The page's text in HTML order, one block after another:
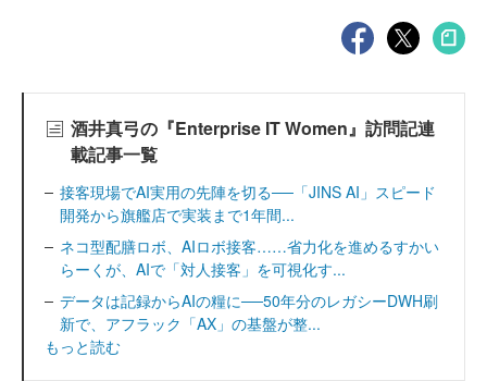
酒井真弓の『Enterprise IT Women』訪問記連
載記事一覧
接客現場でAI実用の先陣を切る──「JINS AI」スピード
開発から旗艦店で実装まで1年間...
ネコ型配膳ロボ、AIロボ接客……省力化を進めるすかい
らーくが、AIで「対人接客」を可視化す...
データは記録からAIの糧に──50年分のレガシーDWH刷
新で、アフラック「AX」の基盤が整...
もっと読む